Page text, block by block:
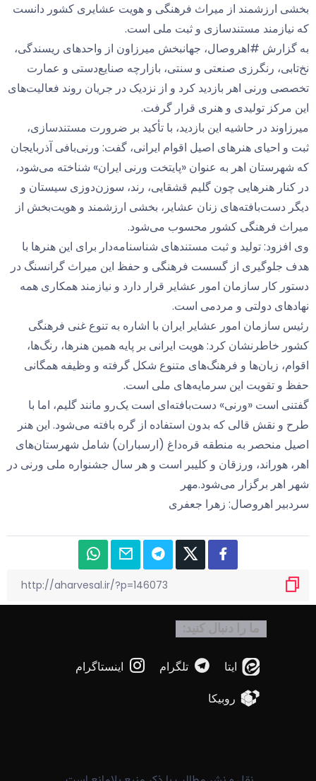
بخشی ارزشمند از میراث فرهنگی و هویت عشایری کشور دانست
که نیازمند مستندسازی و ثبت ملی است.
به گزارش #اهروصال، جهانبخش میرزاون از واحدهای ریسندگی،
نخ‌تابی، رنگرزی صنعتی و سنتی، بازارچه صنایع‌دستی و عمارت
تخصصی ورنی اهر بازدید کرد و از نزدیک در جریان روند فعالیت‌های
این مرکز تولیدی و هنری قرار گرفت.
میرزاوند در حاشیه این بازدید، با تأکید بر ضرورت مستندسازی،
ثبت و احیای هنرهای اصیل اقوام ایرانی، گفت: ورنی‌بافی آذربایجان
که شهرستان اهر به عنوان «پایتخت ورنی ایران» شناخته می‌شود،
در کنار هنرهایی چون گلیم قشقایی، رند، سوزن‌دوزی سیستان و
دیگر دست‌بافته‌های زنان عشایر، بخشی ارزشمند و هویت‌بخش از
میراث فرهنگی کشور محسوب می‌شود.
وی افزود: تولید و ثبت مستندهای شناسنامه‌دار برای این هنرها با
هدف جلوگیری از گسست فرهنگی و حفظ این میراث گرانسنگ در
دستور کار سازمان امور عشایر قرار دارد و نیازمند همکاری همه
نهادهای دولتی و مردمی است.
رئیس سازمان امور عشایر ایران با اشاره به تنوع غنی فرهنگی
کشور خاطرنشان کرد: هویت ایرانی بر پایه همین هنرها، رنگ‌ها،
اقوام، زبان‌ها و فرهنگ‌های متنوع شکل گرفته و وظیفه همگانی
حفظ و تقویت این سرمایه‌های ملی است.
گفتنی است «ورنی» دست‌بافته‌ای است یک‌رو مانند گلیم، اما با
طرح و نقش قالی که بدون استفاده از گره بافته می‌شود. این هنر
اصیل منحصر به منطقه قره‌داغ (ارسباران) شامل شهرستان‌های
اهر، هوراند، ورزقان و کلیبر است و هر سال جشنواره ملی ورنی در
شهر اهر برگزار می‌شود.مهر
سردبیر اهروصال: زهرا جعفری
ما را دنبال کنید:
ایتا تلگرام
اینستاگرام
روبیکا